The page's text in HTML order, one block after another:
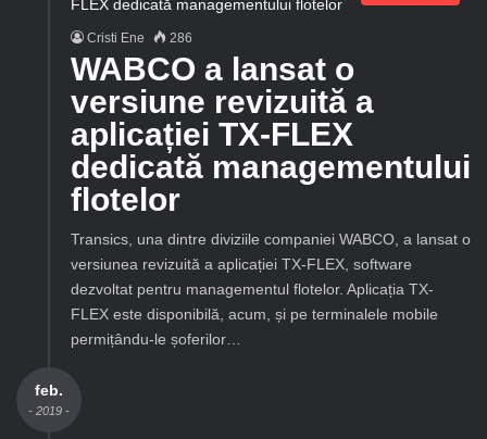
Cristi Ene 286
WABCO a lansat o
versiune revizuită a
aplicației TX-FLEX
dedicată managementului
flotelor
Transics, una dintre diviziile companiei WABCO, a lansat o
versiunea revizuită a aplicației TX-FLEX, software
dezvoltat pentru managementul flotelor. Aplicația TX-
FLEX este disponibilă, acum, și pe terminalele mobile
permițându-le șoferilor…
feb.
- 2019 -